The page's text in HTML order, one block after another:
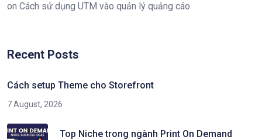
on Cách sử dụng UTM vào quản lý quảng cáo
Recent Posts
Cách setup Theme cho Storefront
7 August, 2026
Top Niche trong ngành Print On Demand